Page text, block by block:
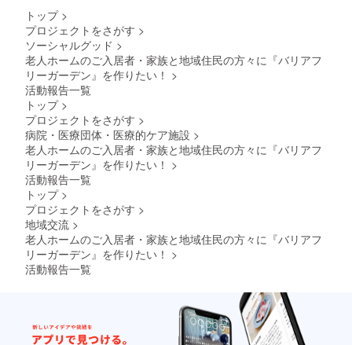
に、匂いによって喚起され
る自伝的記憶は、視覚や聴
覚による記憶よりも情動的
な喚起力が強いことを示す
研究もあります。こうした
知見からすれば、「我が家
らしさ」は、家具や所有物
だけでなく、反復される匂
いの束によって身体化され
るものだとも考えられま
す。 ユニットケアの施設
では、共同生活室に簡易な
流しや調理設備を設けるこ
す。けれども実際には、業
ご覧ください）。本研修で
は、「自分の言葉で、介護
を語ろう」をテーマに、認
知症ケア、ターミナルケ
ア、チームケアについて学
びます。対象は介護現場で
はたらく方で、時間はいず
れも13時から16時30分まで
です。関心のある方はぜひ
ご参加ください。お申し込
みは、七七舎ホームページ
またはチラシ記載のQRコー
ドからお願いいたします。
話のトーン、沈黙、他者と
の居合わせ方、職員の関わ
り方、場の雰囲気など、単
一の尺度には収まりにくい
生活のかけらが、多様かつ
複雑に含まれているからで
す。とらいふぁーむで生じ
るこのような「生の手ざわ
り」を理解するには、「ど
の項目が何ポイント改善し
たか」という見方だけでな
く、どのような場面で、誰
が、どのように関わり、そ
を、記録や観察にもとづい
並びに災害
時の福祉避
軟に且つ幅
なっており
近年、地域
社会の変貌
と同時に総
ターン
品のロ
了承く
ださ
ラー ・
数量：
直径
77mm×
高さ
120mm
トップ >
プロジェクトをさがす >
ソーシャルグッド >
老人ホームのご入居者・家族と地域住民の方々に『バリアフ
リーガーデン』を作りたい！ >
活動報告一覧
トップ >
プロジェクトをさがす >
病院・医療団体・医療的ケア施設 >
老人ホームのご入居者・家族と地域住民の方々に『バリアフ
リーガーデン』を作りたい！ >
活動報告一覧
トップ >
プロジェクトをさがす >
地域交流 >
老人ホームのご入居者・家族と地域住民の方々に『バリアフ
リーガーデン』を作りたい！ >
活動報告一覧